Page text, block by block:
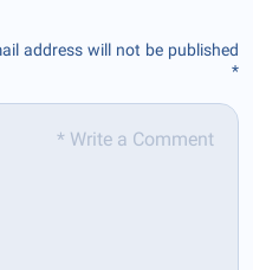
address will not be published.
*
Comment
*